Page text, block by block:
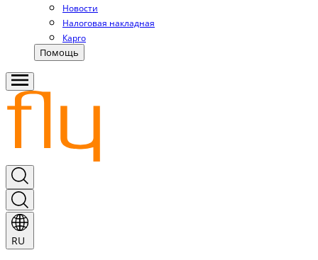
Новости
Налоговая накладная
Карго
Помощь
RU